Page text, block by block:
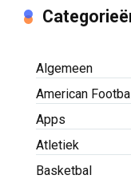
Algemeen
American
Apps
Atletiek
Basketbal